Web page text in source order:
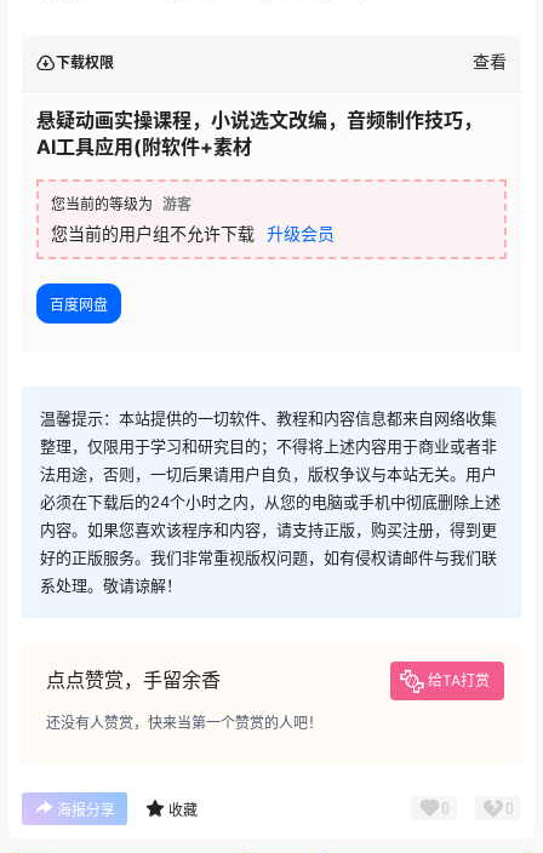
下载权限 查看
悬疑动画实操课程，小说选文改编，音频制作技巧，
AI工具应用(附软件+素材
您当前的等级为 游客
您当前的用户组不允许下载 升级会员
百度网盘
温馨提示：本站提供的一切软件、教程和内容信息都来自网络收集
整理，仅限用于学习和研究目的；不得将上述内容用于商业或者非
法用途，否则，一切后果请用户自负，版权争议与本站无关。用户
必须在下载后的24个小时之内，从您的电脑或手机中彻底删除上述
内容。如果您喜欢该程序和内容，请支持正版，购买注册，得到更
好的正版服务。我们非常重视版权问题，如有侵权请邮件与我们联
系处理。敬请谅解！
点点赞赏，手留余香 给TA打赏
还没有人赞赏，快来当第一个赞赏的人吧！
海报分享 收藏 0 0
广告